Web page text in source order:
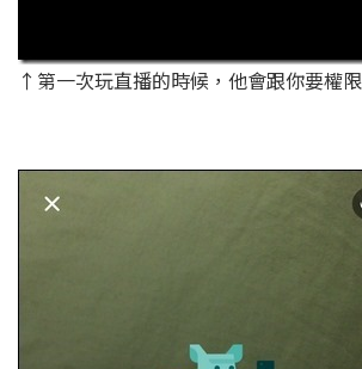
↑第一次玩直播的時候，他會跟你要權